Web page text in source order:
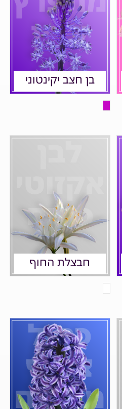
עדין
בן חצב יקינטוני
לבן
אקזוטי
פורח
חבצלת החוף
כחול
צפוף
מבושם